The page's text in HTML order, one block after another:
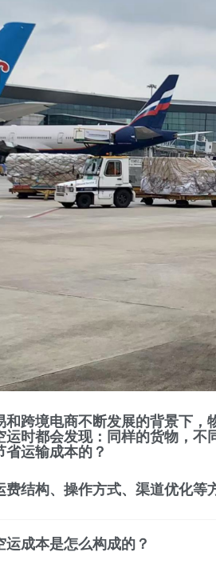
和跨境电商不断发展的背景下
运时都会发现：同样的货物，
运输成本的？
费结构、操作方式、渠道优化等
运成本是怎么构成的？